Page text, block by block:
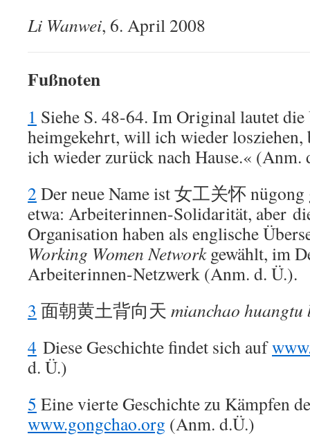
Li Wanwei, 6. April 2008
Fußnoten
1 Siehe S. 48-64. Im Original lautet
heimgekehrt, will ich wieder
ich wieder zurück nach Hause.« (Anm.
2 Der neue Name ist 女工关怀
etwa: Arbeiterinnen-Solidarität, aber
Organisation haben als englische
Working Women Networkgewählt, im
Arbeiterinnen-Netzwerk (Anm. d. Ü.).
3 面朝黄土背向天 mianchao
4 Diese Geschichte findet sich auf
d. Ü.)
5 Eine vierte Geschichte zu Kämpfen
www.gongchao.org (Anm. d.Ü.)